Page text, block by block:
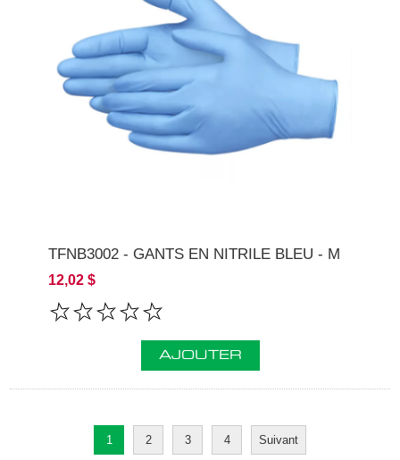
TFNB3002 - GANTS EN NITRILE BLEU - M
12,02 $
AJOUTER
1 2 3 4 Suivant